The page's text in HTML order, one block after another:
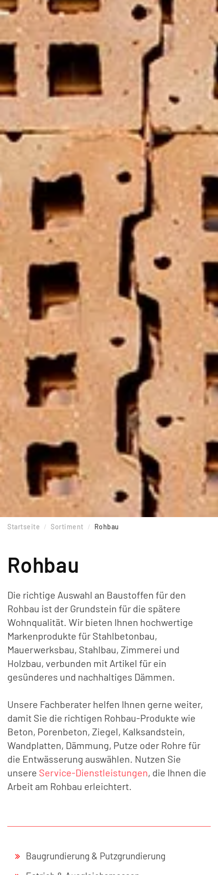
Startseite Sortiment Rohbau
Rohbau
Die richtige Auswahl an Baustoffen für den
Rohbau ist der Grundstein für die spätere
Wohnqualität. Wir bieten Ihnen hochwertige
Markenprodukte für Stahlbetonbau,
Mauerwerksbau, Stahlbau, Zimmerei und
Holzbau, verbunden mit Artikel für ein
gesünderes und nachhaltiges Dämmen.
Unsere Fachberater helfen Ihnen gerne weiter,
damit Sie die richtigen Rohbau-Produkte wie
Beton, Porenbeton, Ziegel, Kalksandstein,
Wandplatten, Dämmung, Putze oder Rohre für
die Entwässerung auswählen. Nutzen Sie
unsere Service-Dienstleistungen, die Ihnen die
Arbeit am Rohbau erleichtert.
Baugrundierung & Putzgrundierung